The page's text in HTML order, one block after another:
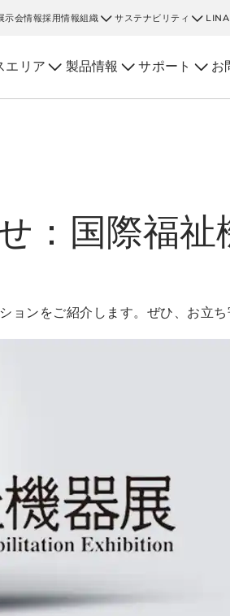
示会情報採用情報組織 サステナビリティ
エリア 製品情報 サポート お
：国際福
ョンをご紹介します。ぜひ、お立